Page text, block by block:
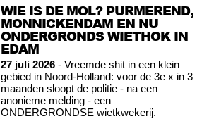
WIE IS DE MOL? PURMEREND,
MONNICKENDAM EN NU
ONDERGRONDS WIETHOK IN
EDAM
27 juli 2026 - Vreemde shit in een klein
gebied in Noord-Holland: voor de 3e x in 3
maanden sloopt de politie - na een
anonieme melding - een
ONDERGRONDSE wietkwekerij.